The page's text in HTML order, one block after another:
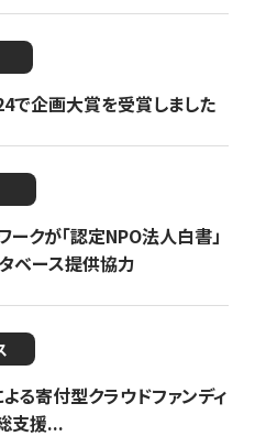
で企画大賞を受賞しました
クが「認定NPO法人白書」
ベース提供協力
る寄付型クラウドファンディ
支援...